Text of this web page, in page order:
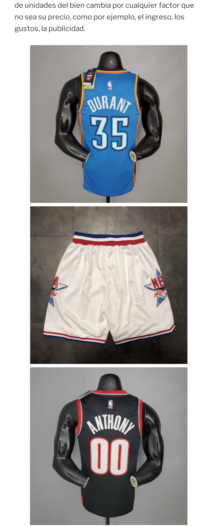
de unidades del bien cambia por cualquier factor que
no sea su precio, como por ejemplo, el ingreso, los
gustos, la publicidad.